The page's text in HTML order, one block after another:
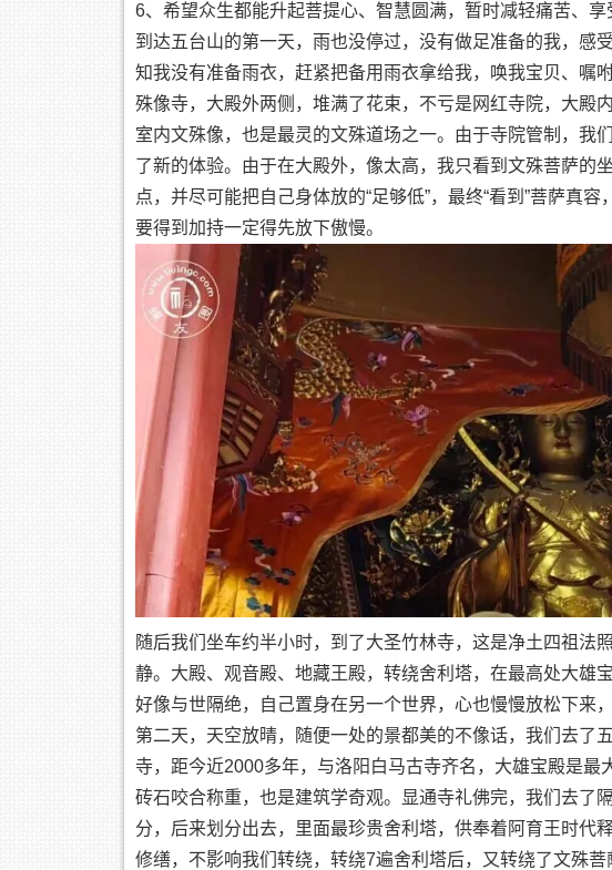
6、希望众生都能升起菩提心、智慧圆满，暂时减轻痛苦、享
到达五台山的第一天，雨也没停过，没有做足准备的我，感
知我没有准备雨衣，赶紧把备用雨衣拿给我，唤我宝贝、嘱
殊像寺，大殿外两侧，堆满了花束，不亏是网红寺院，大殿
室内文殊像，也是最灵的文殊道场之一。由于寺院管制，我
了新的体验。由于在大殿外，像太高，我只看到文殊菩萨的
点，并尽可能把自己身体放的“足够低”，最终“看到”菩萨真
要得到加持一定得先放下傲慢。
随后我们坐车约半小时，到了大圣竹林寺，这是净土四祖法
静。大殿、观音殿、地藏王殿，转绕舍利塔，在最高处大雄
好像与世隔绝，自己置身在另一个世界，心也慢慢放松下来
第二天，天空放晴，随便一处的景都美的不像话，我们去了
寺，距今近2000多年，与洛阳白马古寺齐名，大雄宝殿是最
砖石咬合称重，也是建筑学奇观。显通寺礼佛完，我们去了
分，后来划分出去，里面最珍贵舍利塔，供奉着阿育王时代
修缮，不影响我们转绕，转绕7遍舍利塔后，又转绕了文殊菩